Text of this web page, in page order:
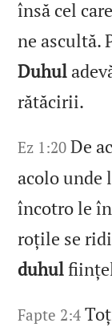
însă cel
ne ascultă.
Duhul
rătăcirii.
Ez 1:20 De
acolo unde
încotro le
roțile se
duhul
Fapte 2:4